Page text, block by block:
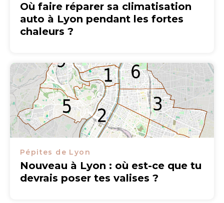
Où faire réparer sa climatisation
auto à Lyon pendant les fortes
chaleurs ?
Pépites de Lyon
Nouveau à Lyon : où est-ce que tu
devrais poser tes valises ?